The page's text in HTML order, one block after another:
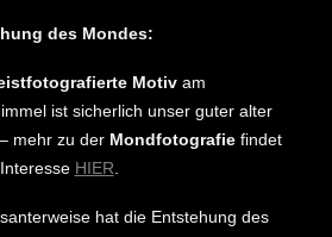
des Mondes:
Motivam
ist sicherlich unser guter alter
– mehr zu der Mondfotografiefindet
HIER
hat die Entstehung des